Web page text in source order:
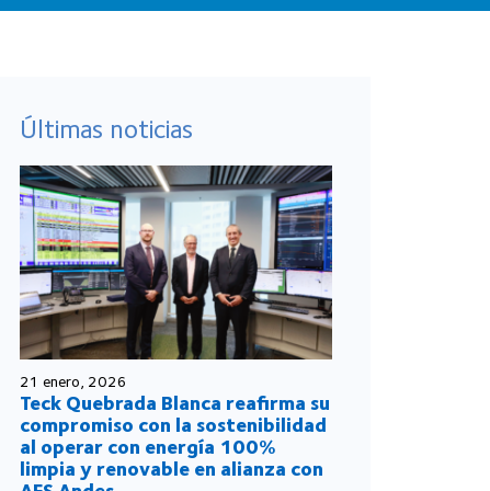
Últimas noticias
21 enero, 2026
Teck Quebrada Blanca reafirma su
compromiso con la sostenibilidad
al operar con energía 100%
limpia y renovable en alianza con